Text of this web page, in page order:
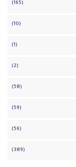
(165)
(10)
(1)
(2)
(58)
(59)
(56)
(389)